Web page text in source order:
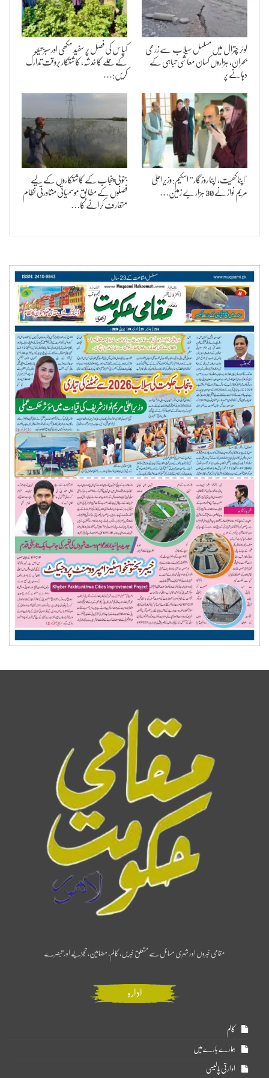
لوئر چترال میں مسلسل سیلاب سے زرعی
بحران، ہزاروں کسان معاشی تباہی کے
دہانے پر
کپاس کی فصل پر سفید مکھی اور سبز تیلہ
کے حملے کا خدشہ، کاشتکار بروقت تدارک
کریں:…
"اپنا کھیت، اپنا روزگار” اسکیم: وزیراعلیٰ
مریم نواز نے 30 ہزار بے زمین…
جنوبی پنجاب کے کاشتکاروں کے لیے
فصلوں کے مطابق موسمیاتی مشاورتی نظام
متعارف کرانے کا…
مقامی خبروں اور شہری مسائل سے متعلق خبریں، کالم، مضامین، تجزیے اور تبصرے
ادارہ
کالم
ہمارے بارے میں
ادارتی پالیسی